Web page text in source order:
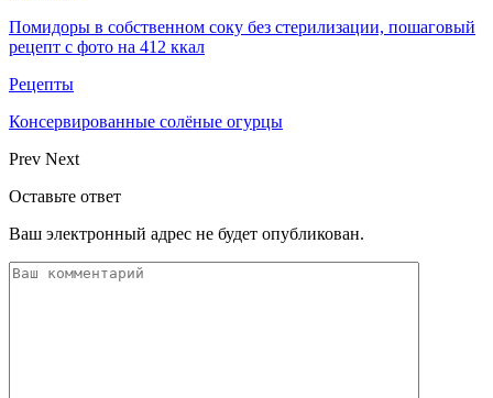
Помидоры в собственном соку без стерилизации, пошаговый
рецепт с фото на 412 ккал
Рецепты
Консервированные солёные огурцы
Prev Next
Оставьте ответ
Ваш электронный адрес не будет опубликован.